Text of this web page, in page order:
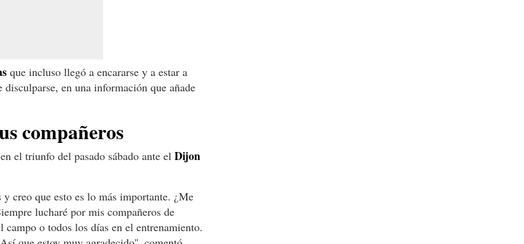
que incluso llegó a encararse y a estar a
disculparse, en una información que añade
compañeros
el triunfo del pasado sábado ante el Dijon
creo que esto es lo más importante. ¿Me
lucharé por mis compañeros de
o todos los días en el entrenamiento.